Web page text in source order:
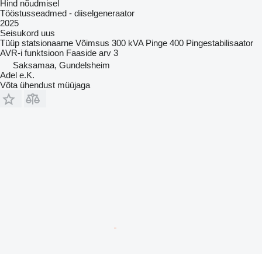
Hind nõudmisel
Tööstusseadmed - diiselgeneraator
2025
Seisukord uus
Tüüp statsionaarne Võimsus 300 kVA Pinge 400 Pingestabilisaator
AVR-i funktsioon Faaside arv 3
Saksamaa, Gundelsheim
Adel e.K.
Võta ühendust müüjaga